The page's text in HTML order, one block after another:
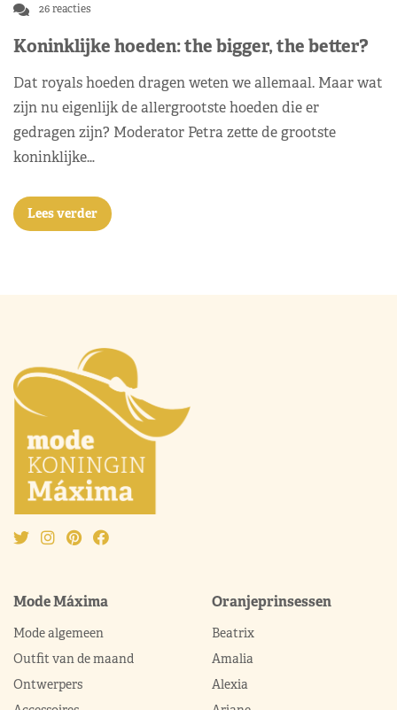
26 reacties
Koninklijke hoeden: the bigger, the better?
Dat royals hoeden dragen weten we allemaal. Maar wat
zijn nu eigenlijk de allergrootste hoeden die er
gedragen zijn? Moderator Petra zette de grootste
koninklijke…
Lees verder
Mode Máxima
Mode algemeen
Outfit van de maand
Ontwerpers
Oranjeprinsessen
Beatrix
Amalia
Alexia